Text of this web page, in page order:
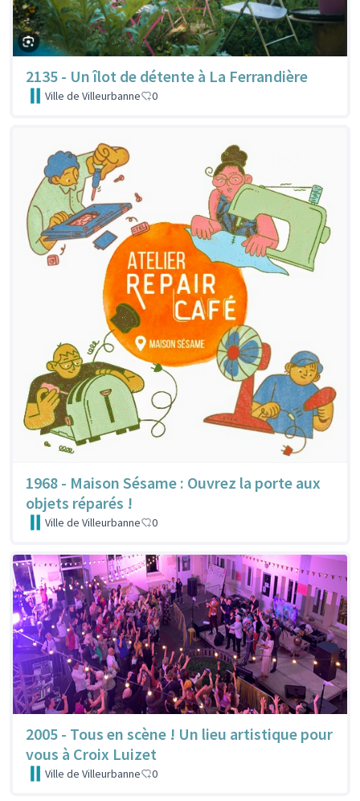
2135 - Un îlot de détente à La Ferrandière
Ville de Villeurbanne 0
1968 - Maison Sésame : Ouvrez la porte aux
objets réparés !
Ville de Villeurbanne 0
2005 - Tous en scène ! Un lieu artistique pour
vous à Croix Luizet
Ville de Villeurbanne 0